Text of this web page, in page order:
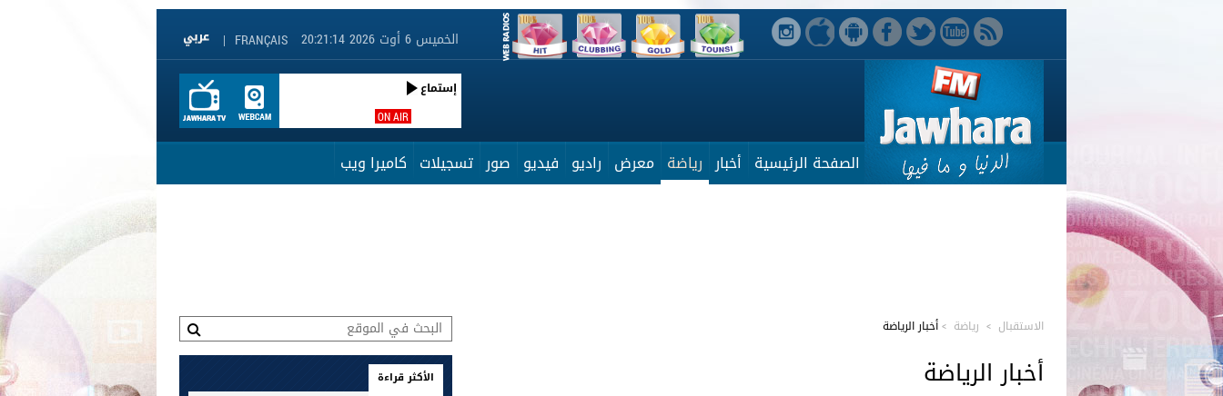
FRANÇAIS
| الخميس 6 أوت 2026 20:21:15
ON AIR
إستماع
الصفحة الرئيسية أخبار رياضة معرض راديو فيديو صور تسجيلات كاميرا ويب
الاستقبال > رياضة >أخبار الرياضة
أخبار الرياضة الأكثر قراءة